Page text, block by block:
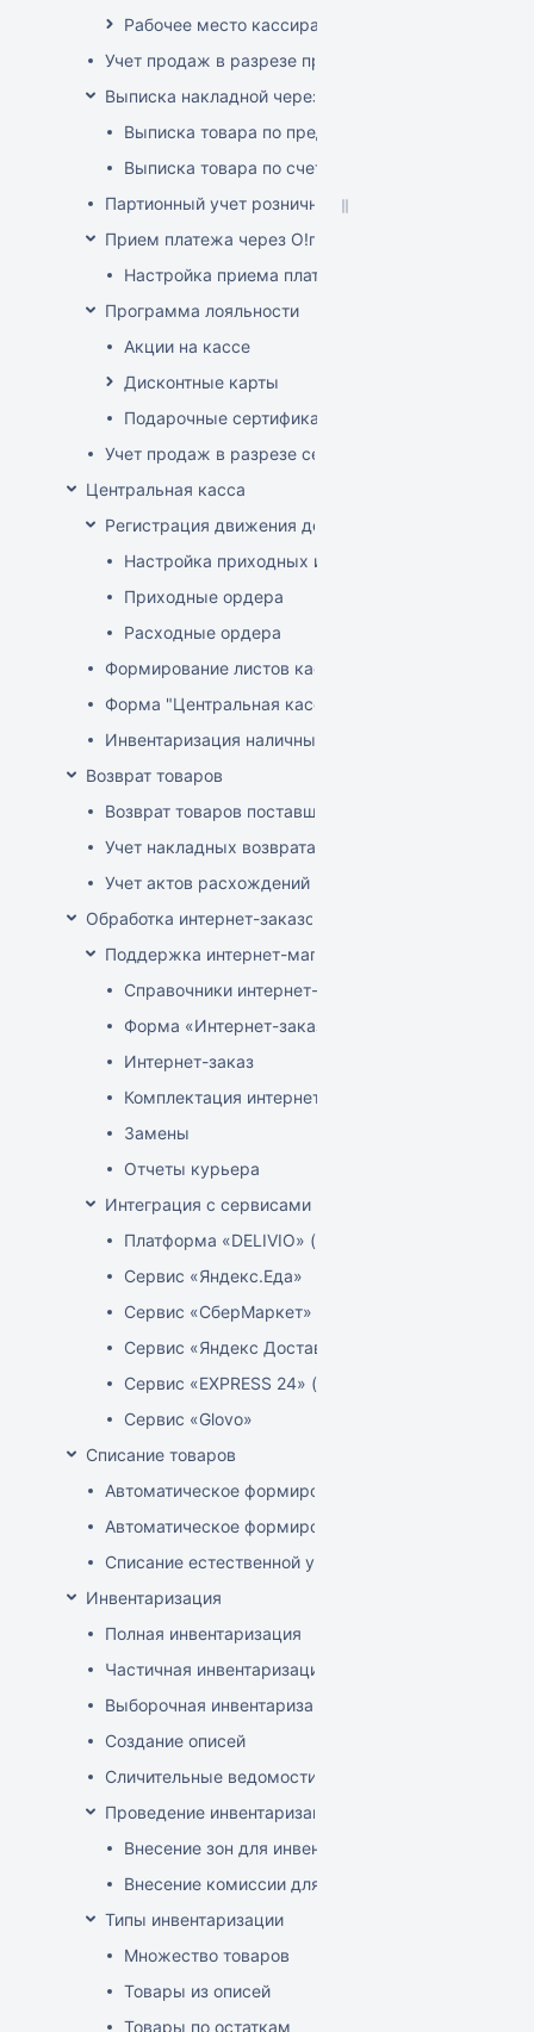
Рабочее место кассира
Учет продаж в разрезе продавцов-консультантов
Выписка накладной через POS
Выписка товара по предоплате
Выписка товара по счет-фактуре
Партионный учет розничных продаж
Прием платежа через O!плати
Настройка приема платежей О!плати
Программа лояльности
Акции на кассе
Дисконтные карты
Подарочные сертификаты
Учет продаж в разрезе секций
Центральная касса
Регистрация движения денег в центральной кассе
Настройка приходных и расходных ордеров
Приходные ордера
Расходные ордера
Формирование листов кассовой книги
Форма "Центральная касса"
Инвентаризация наличных в Центральной кассе
Возврат товаров
Возврат товаров поставщику
Учет накладных возврата товара от покупателей
Учет актов расхождений при возврате товара от
Обработка интернет-заказов
Поддержка интернет-магазина
Справочники интернет-магазина
Форма «Интернет-заказы»
Интернет-заказ
Комплектация интернет-заказов
Замены
Отчеты курьера
Интеграция с сервисами доставки
Платформа «DELIVIO» (Беларусь)
Сервис «Яндекс.Еда»
Сервис «СберМаркет»
Сервис «Яндекс Доставка»
Сервис «EXPRESS 24» (Узбекистан)
Сервис «Glovo»
Списание товаров
Автоматическое формирование акта расценки для
Автоматическое формирование документов
Списание естественной убыли
Инвентаризация
Полная инвентаризация
Частичная инвентаризация
Выборочная инвентаризация
Создание описей
Сличительные ведомости
Проведение инвентаризации по зонам и комиссиям
Внесение зон для инвентаризации
Внесение комиссии для инвентаризации
Типы инвентаризации
Множество товаров
Товары из описей
Товары по остаткам